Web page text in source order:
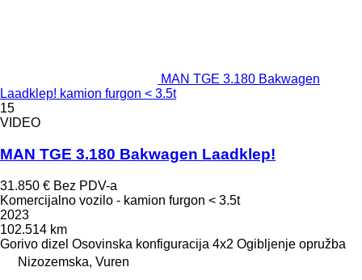
MAN TGE 3.180 Bakwagen
Laadklep! kamion furgon < 3.5t
15
VIDEO
MAN TGE 3.180 Bakwagen Laadklep!
31.850 € Bez PDV-a
Komercijalno vozilo - kamion furgon < 3.5t
2023
102.514 km
Gorivo dizel Osovinska konfiguracija 4x2 Ogibljenje opružba
Nizozemska, Vuren